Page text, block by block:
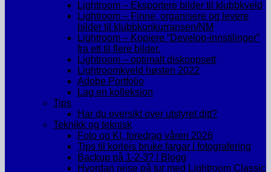
Lightroom – Eksportere bilder til klubbkveld
Lightroom – Finne, organisere og levere
bilder til klubbkonkurransen/NM
Lightroom – Kopiere “Develop-innstilinger”
fra ett til flere bilder.
Lightroom – optimalt diskoppsett
Lightroomkveld høsten 2022
Adobe Portfolio
Lag en kolleksjon
Tips
Har du oversikt over utstyret ditt?
Teknikk og teknisk
Foto og KI, foredrag våren 2026
Tips til korleis bruke fargar i fotografering
Backup på 1-2-3? | Blogg
Hvordan reise på tur med Lightroom Classic